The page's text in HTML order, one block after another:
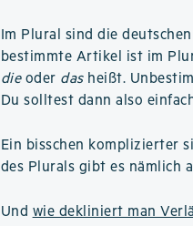
Im Plural sind die
bestimmte Artikel ist im
dieoder dasheißt.
Du solltest dann also
Ein bisschen komplizierter
des Plurals gibt es nämlich
Und wie dekliniert man